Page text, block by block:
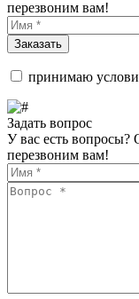
перезвоним вам!
Заказать
принимаю
Задать вопрос
У вас есть вопросы?
перезвоним вам!